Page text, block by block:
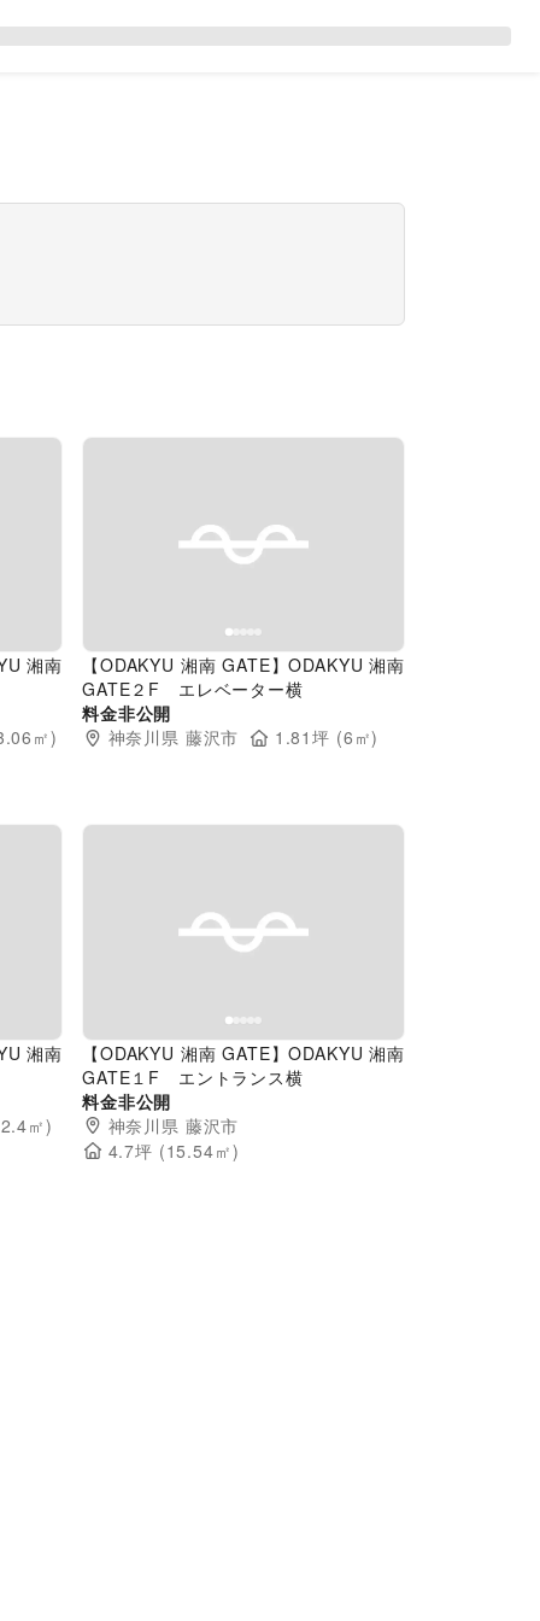
湘南
㎡)
Previous slide
【ODAKYU 湘南 GATE】ODAKYU 湘南
GATE２F エレベーター横
料金非公開
神奈川県 藤沢市 1.81坪 (6 ㎡)
湘南
2.4㎡)
Previous slide
【ODAKYU 湘南 GATE】ODAKYU 湘南
GATE１F エントランス横
料金非公開
神奈川県 藤沢市
4.7坪 (15.54㎡)